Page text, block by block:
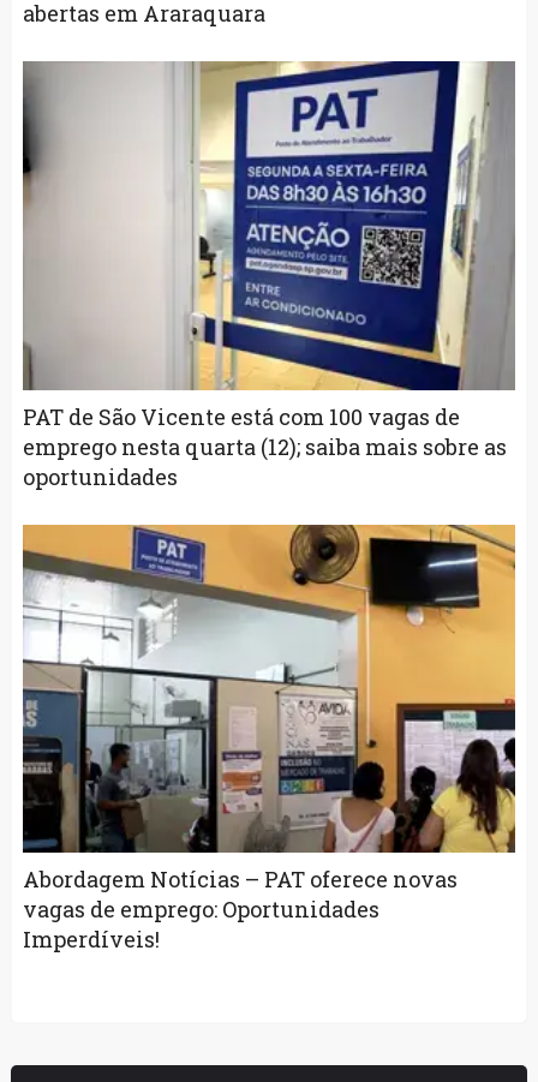
abertas em Araraquara
PAT de São Vicente está com 100 vagas de
emprego nesta quarta (12); saiba mais sobre as
oportunidades
Abordagem Notícias – PAT oferece novas
vagas de emprego: Oportunidades
Imperdíveis!